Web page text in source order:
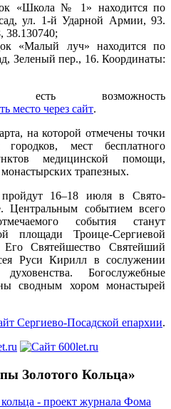
«Школа № 1» находится по
ул. 1-й Ударной Армии, 93.
38.130740;
«Малый луч» находится по
Зеленый пер., 16. Координаты:
есть возможность
место через сайт.
на которой отмечены точки
городков, мест бесплатного
медицинской помощи,
трапезных.
16–18 июля в Свято-
Центральным событием всего
события станут
площади Троице-Сергиевой
Святейшество Святейший
Руси Кирилл в сослужении
Богослужебные
сводным хором монастырей
Сергиево-Посадской епархии.
Золотого Кольца»